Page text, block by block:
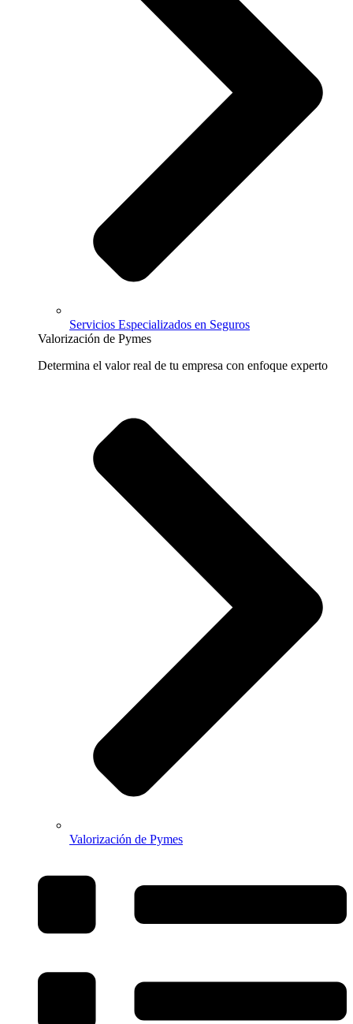
Servicios Especializados en Seguros
Valorización de Pymes
Determina el valor real de tu empresa con enfoque experto
Valorización de Pymes